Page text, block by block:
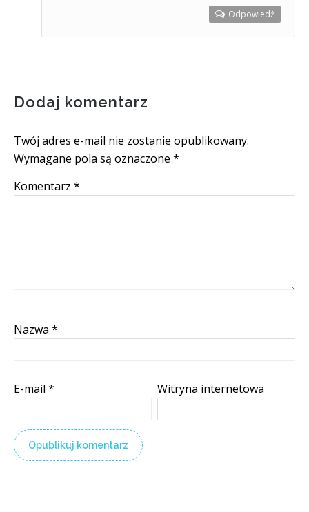
Odpowiedź
Dodaj komentarz
Twój adres e-mail nie zostanie opublikowany.
Wymagane pola są oznaczone *
Komentarz *
Nazwa *
E-mail * Witryna internetowa